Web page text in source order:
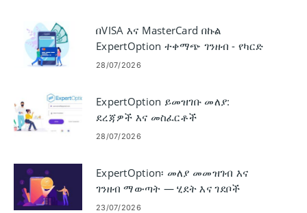
በVISA እና MasterCard በኩል
ExpertOption ተቀማጭ ገንዘብ - የካርድ
የገንዘብ ድጋፍ ህጎች
28/07/2026
ExpertOption ይመዝገቡ መለያ:
ደረጃዎች እና መስፈርቶች
28/07/2026
ExpertOption፡ መለያ መመዝገብ እና
ገንዘብ ማውጣት — ሂደት እና ገደቦች
23/07/2026